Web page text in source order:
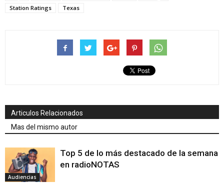
Station Ratings
Texas
Articulos Relacionados
Mas del mismo autor
Audiencias
Top 5 de lo más destacado de la semana
en radioNOTAS